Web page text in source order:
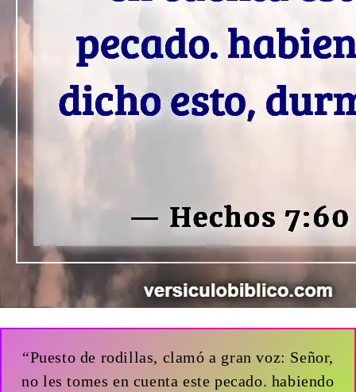
“Puesto de rodillas, clamó a gran voz: Señor,
no les tomes en cuenta este pecado. habiendo